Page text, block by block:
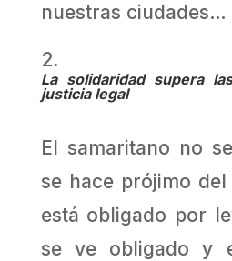
nuestras ciudades…
La solidaridad supera
justicia legal
El samaritano no
se hace prójimo
está obligado por
se ve obligado y